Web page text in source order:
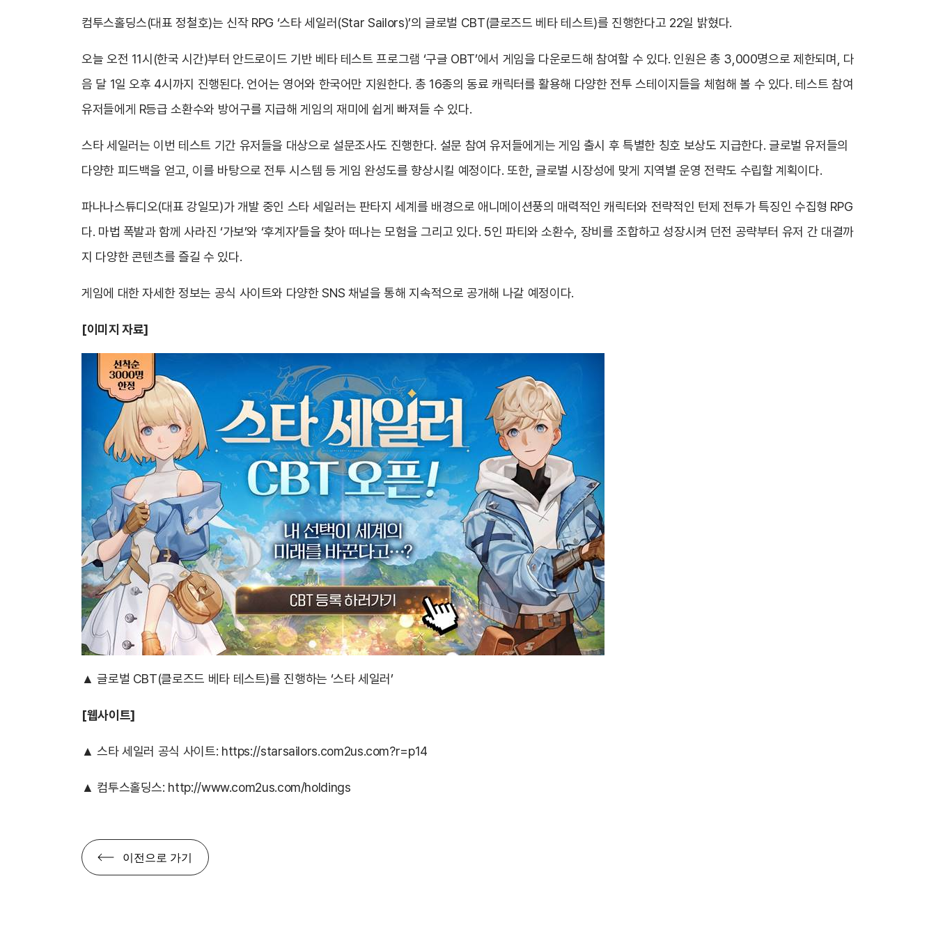
컴투스홀딩스(대표 정철호)는 신작 RPG ‘스타 세일러(Star Sailors)’의 글로벌 CBT(클로즈드 베타 테스트)를 진행한다고 22일 밝혔다.
오늘 오전 11시(한국 시간)부터 안드로이드 기반 베타 테스트 프로그램 ‘구글 OBT’에서 게임을 다운로드해 참여할 수 있다. 인원은 총 3,000명으로 제한되며, 다
음 달 1일 오후 4시까지 진행된다. 언어는 영어와 한국어만 지원한다. 총 16종의 동료 캐릭터를 활용해 다양한 전투 스테이지들을 체험해 볼 수 있다. 테스트 참여
유저들에게 R등급 소환수와 방어구를 지급해 게임의 재미에 쉽게 빠져들 수 있다.
스타 세일러는 이번 테스트 기간 유저들을 대상으로 설문조사도 진행한다. 설문 참여 유저들에게는 게임 출시 후 특별한 칭호 보상도 지급한다. 글로벌 유저들의
다양한 피드백을 얻고, 이를 바탕으로 전투 시스템 등 게임 완성도를 향상시킬 예정이다. 또한, 글로벌 시장성에 맞게 지역별 운영 전략도 수립할 계획이다.
파나나스튜디오(대표 강일모)가 개발 중인 스타 세일러는 판타지 세계를 배경으로 애니메이션풍의 매력적인 캐릭터와 전략적인 턴제 전투가 특징인 수집형 RPG
다. 마법 폭발과 함께 사라진 ‘가보’와 ‘후계자’들을 찾아 떠나는 모험을 그리고 있다. 5인 파티와 소환수, 장비를 조합하고 성장시켜 던전 공략부터 유저 간 대결까
지 다양한 콘텐츠를 즐길 수 있다.
게임에 대한 자세한 정보는 공식 사이트와 다양한 SNS 채널을 통해 지속적으로 공개해 나갈 예정이다.
[이미지 자료]
▲ 글로벌 CBT(클로즈드 베타 테스트)를 진행하는 ‘스타 세일러’
[웹사이트]
▲ 스타 세일러 공식 사이트: https://starsailors.com2us.com?r=p14
▲ 컴투스홀딩스: http://www.com2us.com/holdings
이전으로 가기